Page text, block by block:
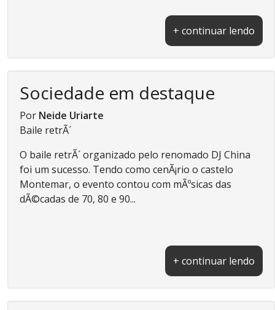
+ continuar lendo
Sociedade em destaque
Por Neide Uriarte
Baile retrÃ´
O baile retrÃ´ organizado pelo renomado DJ China
foi um sucesso. Tendo como cenÃ¡rio o castelo
Montemar, o evento contou com mÃºsicas das
dÃ©cadas de 70, 80 e 90...
+ continuar lendo